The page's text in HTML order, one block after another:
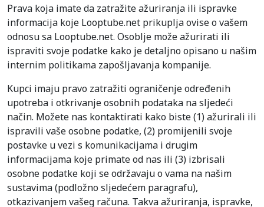
Prava koja imate da zatražite ažuriranja ili ispravke
informacija koje Looptube.net prikuplja ovise o vašem
odnosu sa Looptube.net. Osoblje može ažurirati ili
ispraviti svoje podatke kako je detaljno opisano u našim
internim politikama zapošljavanja kompanije.
Kupci imaju pravo zatražiti ograničenje određenih
upotreba i otkrivanje osobnih podataka na sljedeći
način. Možete nas kontaktirati kako biste (1) ažurirali ili
ispravili vaše osobne podatke, (2) promijenili svoje
postavke u vezi s komunikacijama i drugim
informacijama koje primate od nas ili (3) izbrisali
osobne podatke koji se održavaju o vama na našim
sustavima (podložno sljedećem paragrafu),
otkazivanjem vašeg računa. Takva ažuriranja, ispravke,